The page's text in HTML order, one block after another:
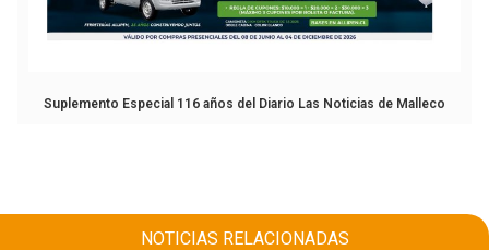
Suplemento Especial 116 años del Diario Las Noticias de Malleco
NOTICIAS RELACIONADAS